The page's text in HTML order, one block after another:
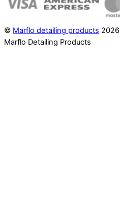
© Marflo detailing products 2026
Marflo Detailing Products